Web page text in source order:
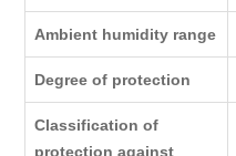
Ambient humidity range
Degree of protection
Classification of
protection against